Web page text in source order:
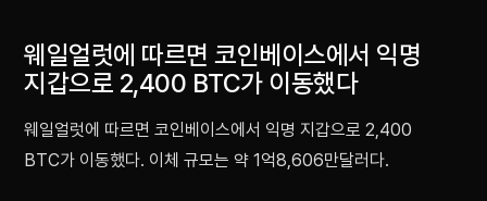
웨일얼럿에 따르면 코인베이스에서 익명
지갑으로 2,400 BTC가 이동했다
웨일얼럿에 따르면 코인베이스에서 익명 지갑으로 2,400
BTC가 이동했다. 이체 규모는 약 1억8,606만달러다.